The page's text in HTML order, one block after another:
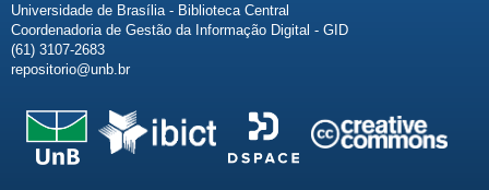
Universidade de Brasília - Biblioteca Central
Coordenadoria de Gestão da Informação Digital - GID
(61) 3107-2683
repositorio@unb.br